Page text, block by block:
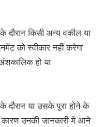
दौरान किसी अन्य वकील या
को स्वीकार नहीं करेगा
हो या
दौरान या उसके पूरा होने के
उनकी जानकारी में आने